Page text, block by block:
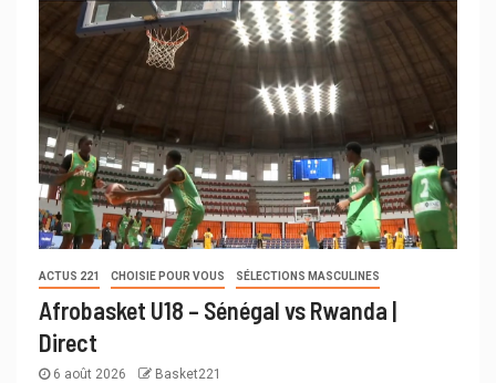
ACTUS 221 CHOISIE POUR VOUS SÉLECTIONS MASCULINES
Afrobasket U18 – Sénégal vs Rwanda |
Direct
6 août 2026 Basket221